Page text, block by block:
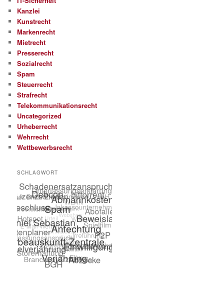
Kanzlei
Kunstrecht
Markenrecht
Mietrecht
Presserecht
Sozialrecht
Spam
Steuerrecht
Strafrecht
Telekommunikationsrecht
Uncategorized
Urheberrecht
Wehrrecht
Wettbewerbsrecht
SCHLAGWORT